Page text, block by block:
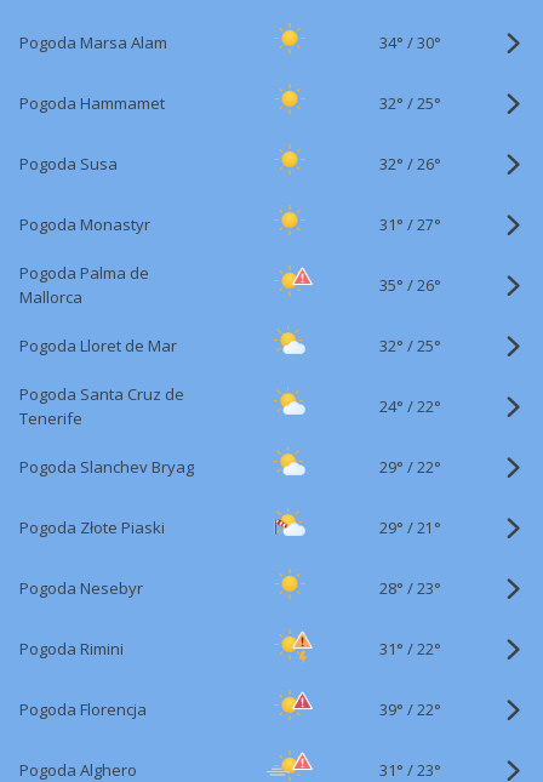
Pogoda Marsa Alam 34° /30°
Pogoda Hammamet 32° /25°
Pogoda Susa 32° /26°
Pogoda Monastyr 31° /27°
Pogoda Palma de
Mallorca
35° /26°
Pogoda Lloret de Mar 32° /25°
Pogoda Santa Cruz de
Tenerife
24° /22°
Pogoda Slanchev Bryag 29° /22°
Pogoda Złote Piaski 29° /21°
Pogoda Nesebyr 28° /23°
Pogoda Rimini 31° /22°
Pogoda Florencja 39° /22°
Pogoda Alghero 31° /23°